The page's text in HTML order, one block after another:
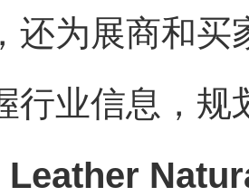
还为展商和
行业信息，规
Leather